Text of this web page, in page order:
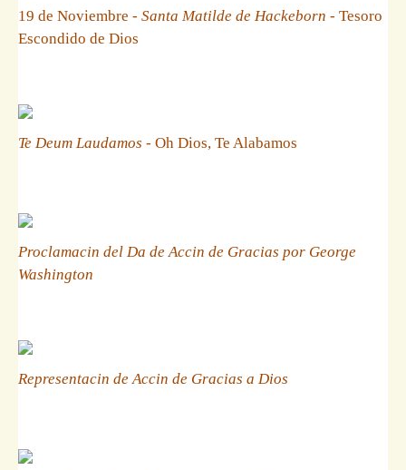
19 de Noviembre - Santa Matilde de Hackeborn - Tesoro
Escondido de Dios
Te Deum Laudamos - Oh Dios, Te Alabamos
Proclamacin del Da de Accin de Gracias por George
Washington
Representacin de Accin de Gracias a Dios